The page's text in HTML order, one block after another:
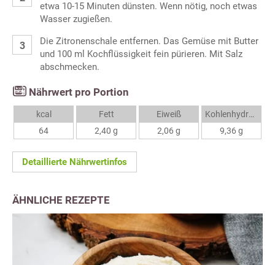
etwa 10-15 Minuten dünsten. Wenn nötig, noch etwas
Wasser zugießen.
Die Zitronenschale entfernen. Das Gemüse mit Butter
und 100 ml Kochflüssigkeit fein pürieren. Mit Salz
abschmecken.
Nährwert pro Portion
kcal
64
Fett
2,40 g
Eiweiß
2,06 g
Kohlenhydrate
9,36 g
Detaillierte Nährwertinfos
ÄHNLICHE REZEPTE